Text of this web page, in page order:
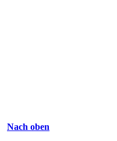
Nach oben